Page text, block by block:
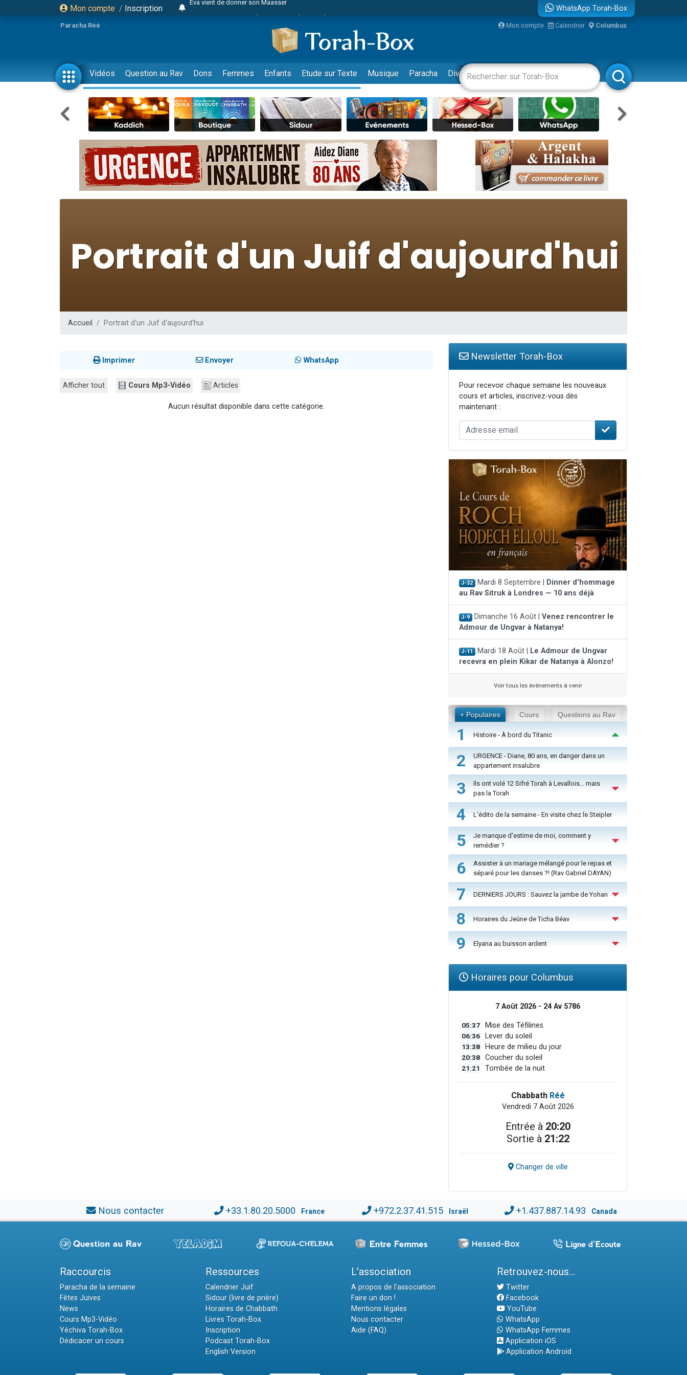
Mon compte / Inscription
Odaya vient de donner son Maasser
3 personnes viennent de faire un don pour 5 jours de vacances aux Orphelins
3 personnes viennent de faire un don pour Diane, 80 ans, dans un appartement insalubre
13 personnes viennent de demander une bénédiction
2 personnes viennent de nous rejoindre sur WhatsApp
30 personnes viennent de faire un don pour Sauvez la jambe de Yohan
Il reste 49 places pour étudier en groupe sur Zoom
12 nouvelles musiques dans Torah-Box Music
3 personnes viennent de nous rejoindre sur WhatsApp
2 personnes viennent de nous rejoindre sur WhatsApp
3 personnes viennent de nous rejoindre sur WhatsApp
Nouvelle émission radio : Visions de grandeur n°104 : Le Chabbath et le Birkat Hamazone à travers le temps
61 personnes viennent de demander une bénédiction
Ariel vient de donner son Maasser
WhatsApp Torah-Box
Paracha Réé Mon compte Calendrier Columbus
Vidéos Question au Rav Dons Femmes Enfants Etude sur Texte Musique Paracha Divertissements Livres Rabbanim
Accueil Portrait d'un Juif d'aujourd'hui
Imprimer Envoyer WhatsApp
Afficher tout Cours Mp3-Vidéo Articles
Aucun résultat disponible dans cette catégorie.
Newsletter Torah-Box
Pour recevoir chaque semaine les nouveaux
cours et articles, inscrivez-vous dès
maintenant :
J-32 Mardi 8 Septembre |
Dinner d'hommage
au Rav Sitruk à Londres — 10 ans déjà
J-9 Dimanche 16 Août | Venez rencontrer le
Admour de Ungvar à Natanya!
J-11 Mardi 18 Août |
Le Admour de Ungvar
recevra en plein Kikar de Natanya à Alonzo!
Voir tous les événements à venir
+ Populaires Cours Questions au Rav
1 Histoire - À bord du Titanic
2
URGENCE - Diane, 80 ans, en danger dans un
appartement insalubre
3
Ils ont volé 12 Sifré Torah à Levallois… mais
pas la Torah
4 L'édito de la semaine - En visite chez le Steipler
5
Je manque d'estime de moi, comment y
remédier ?
6
Assister à un mariage mélangé pour le repas et
séparé pour les danses ?! (Rav Gabriel DAYAN)
7 DERNIERS JOURS : Sauvez la jambe de Yohan
8 Horaires du Jeûne de Ticha Béav
9 Elyana au buisson ardent
Horaires pour Columbus
7 Août 2026 - 24 Av 5786
05:37 Mise des Téfilines
06:36 Lever du soleil
13:38 Heure de milieu du jour
20:38 Coucher du soleil
21:21 Tombée de la nuit
Chabbath Réé
Vendredi 7 Août 2026
Entrée à 20:20
Sortie à 21:22
Changer de ville
Nous contacter +33.1.80.20.5000 France +972.2.37.41.515 Israël +1.437.887.14.93 Canada
Raccourcis
Paracha de la semaine
Fêtes Juives
News
Cours Mp3-Vidéo
Yéchiva Torah-Box
Dédicacer un cours
Ressources
Calendrier Juif
Sidour (livre de prière)
Horaires de Chabbath
Livres Torah-Box
Inscription
Podcast Torah-Box
English Version
L'association
A propos de l'association
Faire un don !
Mentions légales
Nous contacter
Aide (FAQ)
Retrouvez-nous...
Twitter
Facebook
YouTube
WhatsApp
WhatsApp Femmes
Application iOS
Application Android